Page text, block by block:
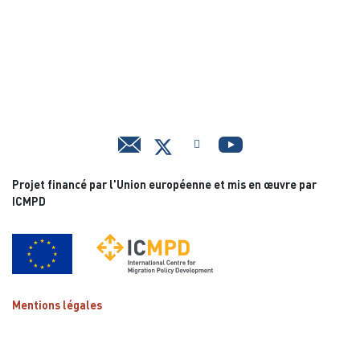
Projet financé par l'Union européenne et mis en œuvre par
ICMPD
Mentions légales